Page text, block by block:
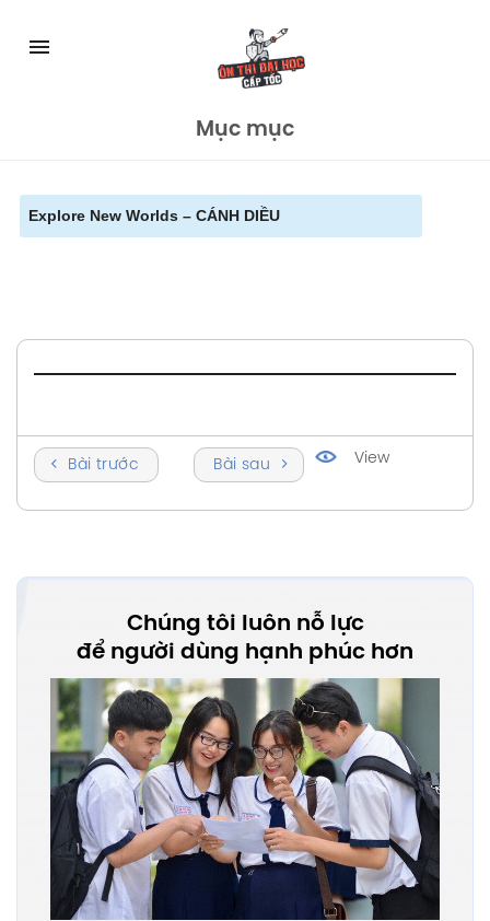
menu
Mục mục
Explore New Worlds – CÁNH DIỀU
Bài trước Bài sau View
Chúng tôi luôn nỗ lực
để người dùng hạnh phúc hơn